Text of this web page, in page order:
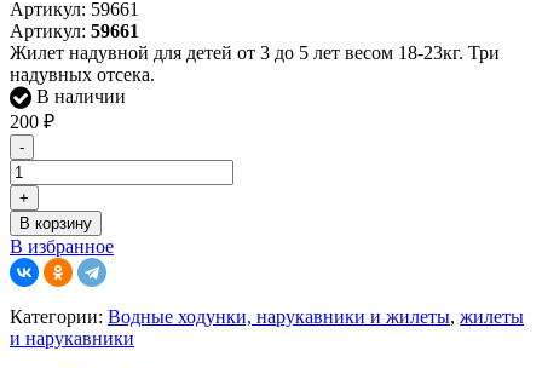
Артикул: 59661
Артикул: 59661
Жилет надувной для детей от 3 до 5 лет весом 18-23кг. Три
надувных отсека.
В наличии
200 ₽
-
+
В корзину
В избранное
Категории: Водные ходунки, нарукавники и жилеты, жилеты
и нарукавники